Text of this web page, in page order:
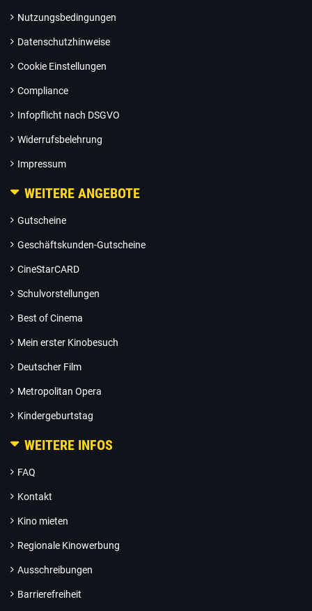
Nutzungsbedingungen
Datenschutzhinweise
Cookie Einstellungen
Compliance
Infopflicht nach DSGVO
Widerrufsbelehrung
Impressum
WEITERE ANGEBOTE
Gutscheine
Geschäftskunden-Gutscheine
CineStarCARD
Schulvorstellungen
Best of Cinema
Mein erster Kinobesuch
Deutscher Film
Metropolitan Opera
Kindergeburtstag
WEITERE INFOS
FAQ
Kontakt
Kino mieten
Regionale Kinowerbung
Ausschreibungen
Barrierefreiheit